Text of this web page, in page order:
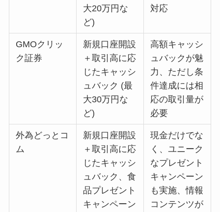
大20万円な
ど)
対応
GMOクリッ
ク証券
新規口座開設
＋取引高に応
じたキャッシ
ュバック (最
大30万円な
ど)
高額キャッシ
ュバックが魅
力、ただし条
件達成には相
応の取引量が
必要
外為どっとコ
ム
新規口座開設
＋取引高に応
じたキャッシ
ュバック、食
品プレゼント
キャンペーン
現金だけでな
く、ユニーク
なプレゼント
キャンペーン
も実施、情報
コンテンツが